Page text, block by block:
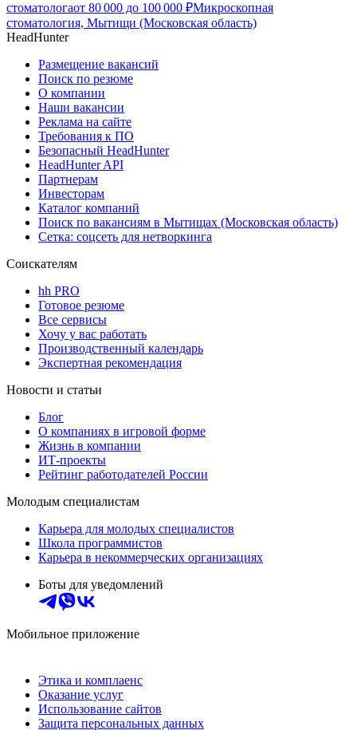
стоматологаот 80 000 до 100 000 ₽Микроскопная
стоматология, Мытищи (Московская область)
HeadHunter
Размещение вакансий
Поиск по резюме
О компании
Наши вакансии
Реклама на сайте
Требования к ПО
Безопасный HeadHunter
HeadHunter API
Партнерам
Инвесторам
Каталог компаний
Поиск по вакансиям в Мытищах (Московская область)
Сетка: соцсеть для нетворкинга
Соискателям
hh PRO
Готовое резюме
Все сервисы
Хочу у вас работать
Производственный календарь
Экспертная рекомендация
Новости и статьи
Блог
О компаниях в игровой форме
Жизнь в компании
ИТ-проекты
Рейтинг работодателей России
Молодым специалистам
Карьера для молодых специалистов
Школа программистов
Карьера в некоммерческих организациях
Боты для уведомлений
Мобильное приложение
Этика и комплаенс
Оказание услуг
Использование сайтов
Защита персональных данных